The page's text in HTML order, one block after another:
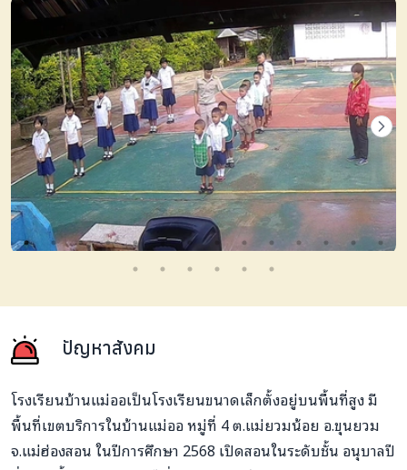
ปัญหาสังคม
โรงเรียนบ้านแม่ออเป็นโรงเรียนขนาดเล็กตั้งอยู่บนพื้นที่สูง มี
พื้นที่เขตบริการในบ้านแม่ออ หมู่ที่ 4 ต.แม่ยวมน้อย อ.ขุนยวม
จ.แม่ฮ่องสอน ในปีการศึกษา 2568 เปิดสอนในระดับชั้น อนุบาลปี